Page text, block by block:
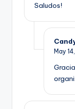
Saludos!
May